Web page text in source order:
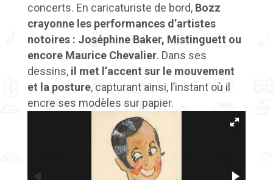
concerts. En caricaturiste de bord, Bozz
crayonne les performances d’artistes
notoires : Joséphine Baker, Mistinguett ou
encore Maurice Chevalier. Dans ses
dessins, il met l’accent sur le mouvement
et la posture, capturant ainsi, l’instant où il
encre ses modèles sur papier.